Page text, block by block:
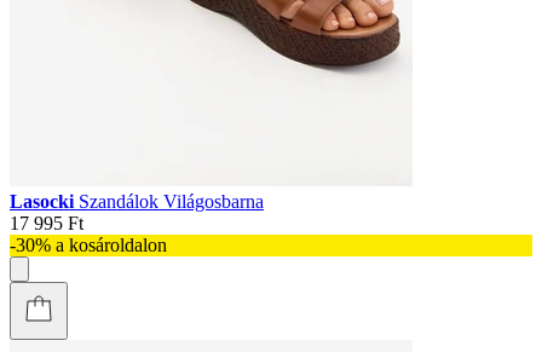
Lasocki Szandálok Világosbarna
17 995 Ft
-30% a kosároldalon